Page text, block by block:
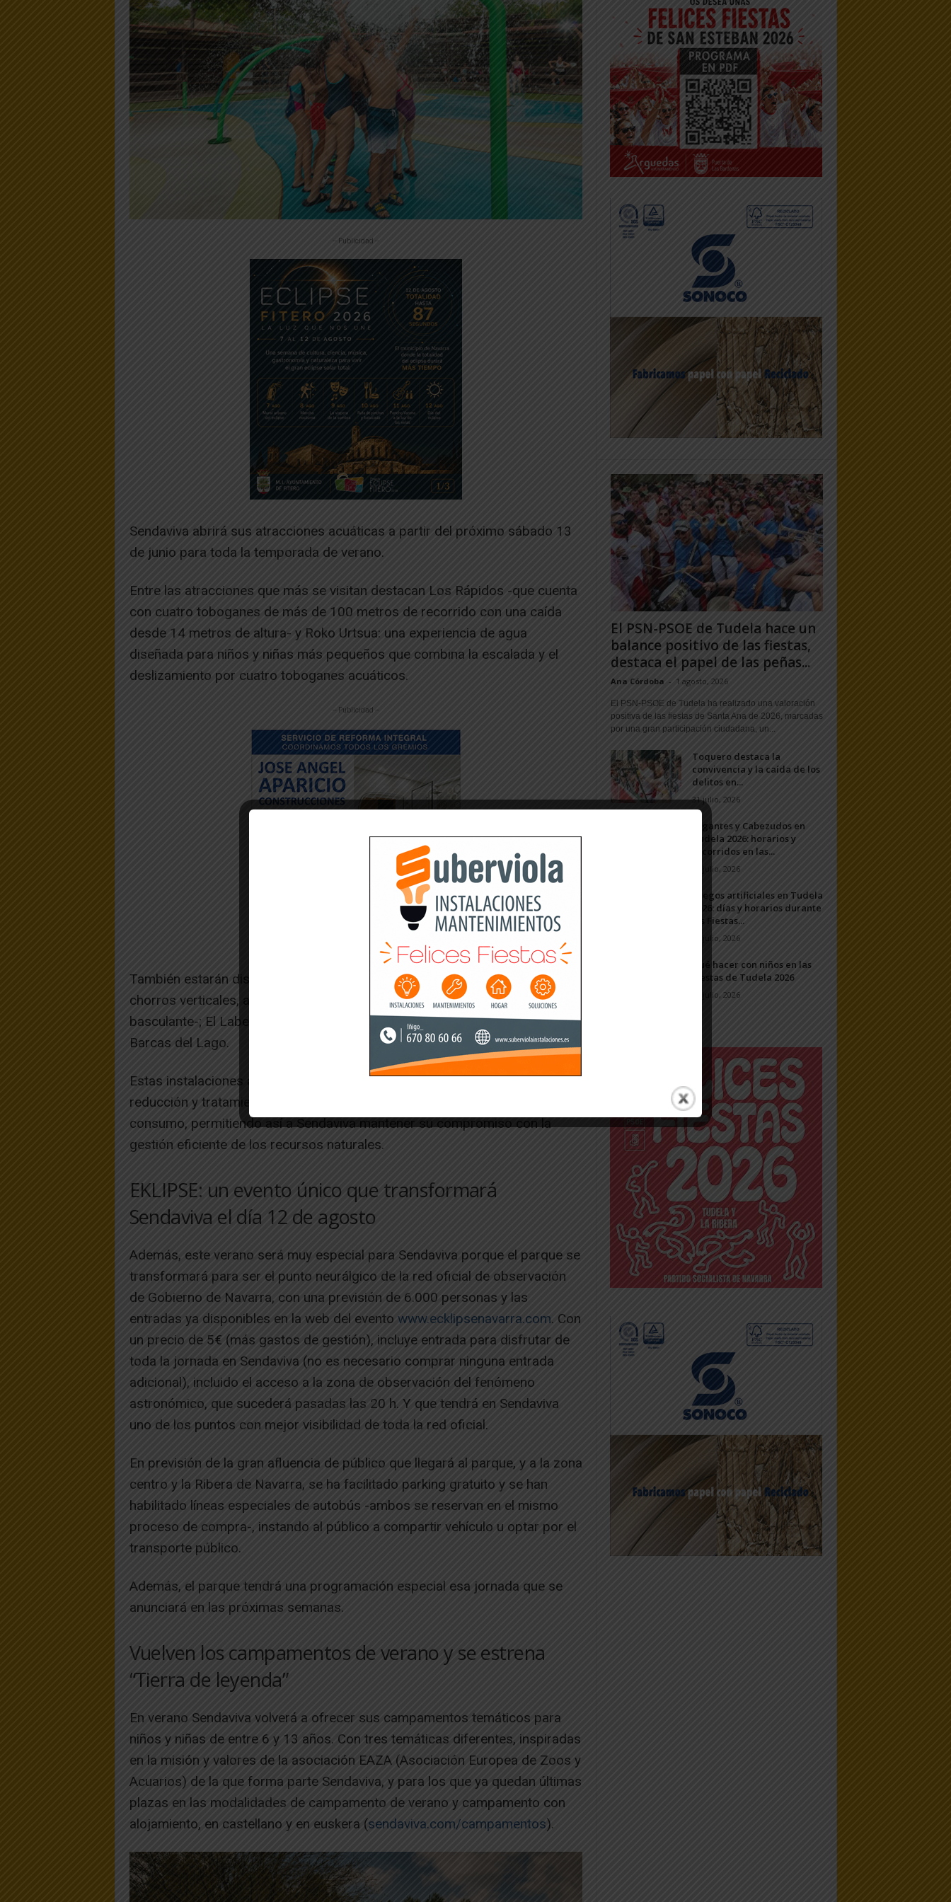
-- Publicidad --
Sendaviva abrirá sus atracciones acuáticas a partir del próximo sábado 13
de junio para toda la temporada de verano.
Entre las atracciones que más se visitan destacan Los Rápidos -que cuenta
con cuatro toboganes de más de 100 metros de recorrido con una caída
desde 14 metros de altura- y Roko Urtsua: una experiencia de agua
diseñada para niños y niñas más pequeños que combina la escalada y el
deslizamiento por cuatro toboganes acuáticos.
-- Publicidad --
También estarán disponibles el Splash -una zona de juegos acuáticos con
chorros verticales, arcos de agua, un tobogán y un cubo gigante
basculante-; El Laberinto Acuático, La Batalla Acuática, las Búmpers y las
Barcas del Lago.
Estas instalaciones acuáticas cuentan con sistemas de recirculación,
reducción y tratamiento que permiten reutilizar el agua y optimizar su
consumo, permitiendo así a Sendaviva mantener su compromiso con la
gestión eficiente de los recursos naturales.
EKLIPSE: un evento único que transformará
Sendaviva el día 12 de agosto
Además, este verano será muy especial para Sendaviva porque el parque se
transformará para ser el punto neurálgico de la red oficial de observación
de Gobierno de Navarra, con una previsión de 6.000 personas y las
entradas ya disponibles en la web del evento www.ecklipsenavarra.com. Con
un precio de 5€ (más gastos de gestión), incluye entrada para disfrutar de
toda la jornada en Sendaviva (no es necesario comprar ninguna entrada
adicional), incluido el acceso a la zona de observación del fenómeno
astronómico, que sucederá pasadas las 20 h. Y que tendrá en Sendaviva
uno de los puntos con mejor visibilidad de toda la red oficial.
En previsión de la gran afluencia de público que llegará al parque, y a la zona
centro y la Ribera de Navarra, se ha facilitado parking gratuito y se han
habilitado líneas especiales de autobús -ambos se reservan en el mismo
proceso de compra-, instando al público a compartir vehículo u optar por el
transporte público.
Además, el parque tendrá una programación especial esa jornada que se
anunciará en las próximas semanas.
Vuelven los campamentos de verano y se estrena
“Tierra de leyenda”
En verano Sendaviva volverá a ofrecer sus campamentos temáticos para
niños y niñas de entre 6 y 13 años. Con tres temáticas diferentes, inspiradas
en la misión y valores de la asociación EAZA (Asociación Europea de Zoos y
Acuarios) de la que forma parte Sendaviva, y para los que ya quedan últimas
plazas en las modalidades de campamento de verano y campamento con
alojamiento, en castellano y en euskera (sendaviva.com/campamentos).
El PSN-PSOE de Tudela hace un
balance positivo de las fiestas,
destaca el papel de las peñas...
Ana Córdoba - 1 agosto, 2026
El PSN-PSOE de Tudela ha realizado una valoración
positiva de las fiestas de Santa Ana de 2026, marcadas
por una gran participación ciudadana, un...
Toquero destaca la
convivencia y la caída de los
delitos en...
31 julio, 2026
Gigantes y Cabezudos en
Tudela 2026: horarios y
recorridos en las...
25 julio, 2026
Fuegos artificiales en Tudela
2026: días y horarios durante
las Fiestas...
24 julio, 2026
Qué hacer con niños en las
Fiestas de Tudela 2026
23 julio, 2026